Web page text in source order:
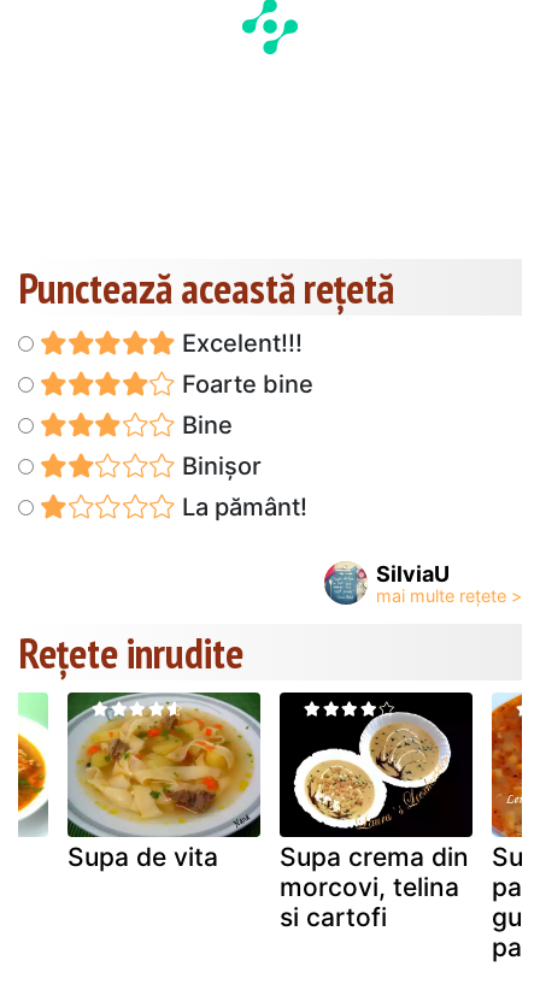
Punctează această reţetă
Excelent!!!
Foarte bine
Bine
Binișor
La pământ!
SilviaU
Rețete inrudite
Supa de vita
Supa crema din
morcovi, telina
si cartofi